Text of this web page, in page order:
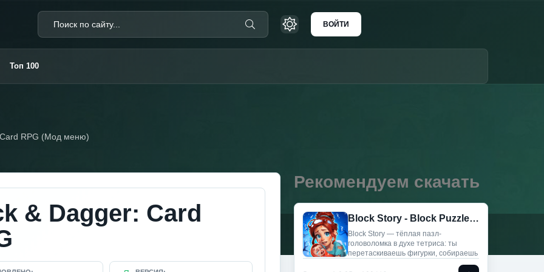
ВОЙТИ
Топ 100
RPG (Мод меню)
& Dagger: Card
Рекомендуем скачать
Block Story - Block Puzzle (Мод, Много монет)
Block Story — тёплая пазл-
головоломка в духе тетриса: ты
перетаскиваешь фигурки, собираешь